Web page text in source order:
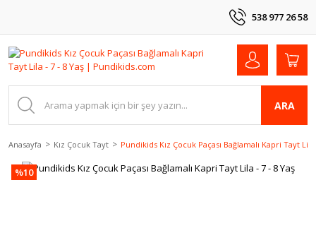
538 977 26 58
ARA
Anasayfa Kız Çocuk Tayt Pundikids Kız Çocuk Paçası Bağlamalı Kapri Tayt
%10